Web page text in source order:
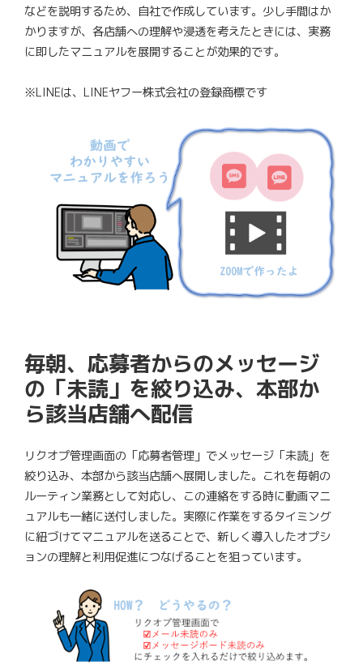
などを説明するため、自社で作成しています。少し手間はか
かりますが、各店舗への理解や浸透を考えたときには、実務
に即したマニュアルを展開することが効果的です。
※LINEは、LINEヤフー株式会社の登録商標です
毎朝、応募者からのメッセージ
の「未読」を絞り込み、本部か
ら該当店舗へ配信
リクオプ管理画面の「応募者管理」でメッセージ「未読」を
絞り込み、本部から該当店舗へ展開しました。これを毎朝の
ルーティン業務として対応し、この連絡をする時に動画マニ
ュアルも一緒に送付しました。実際に作業をするタイミング
に紐づけてマニュアルを送ることで、新しく導入したオプシ
ョンの理解と利用促進につなげることを狙っています。